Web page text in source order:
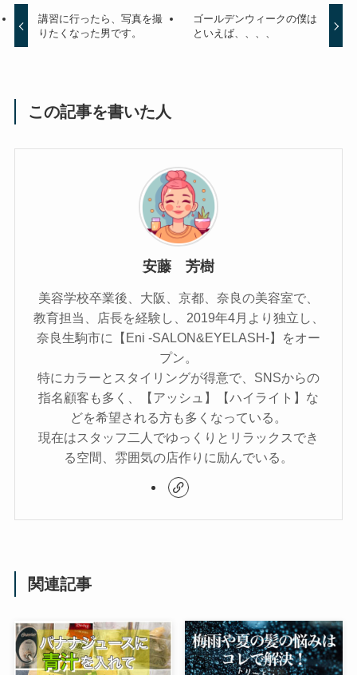
講習に行ったら、写真を撮
りたくなった男です。
ゴールデンウィークの僕は
といえば、、、、
この記事を書いた人
安藤 芳樹
美容学校卒業後、大阪、京都、奈良の美容室で、
教育担当、店長を経験し、2019年4月より独立し、
奈良生駒市に【Eni -SALON&EYELASH-】をオー
プン。
特にカラーとスタイリングが得意で、SNSからの
指名顧客も多く、【アッシュ】【ハイライト】な
どを希望される方も多くなっている。
現在はスタッフ二人でゆっくりとリラックスでき
る空間、雰囲気の店作りに励んでいる。
関連記事